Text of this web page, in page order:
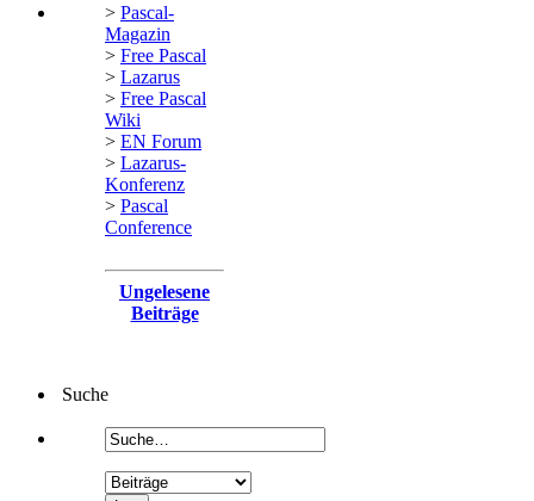
> Pascal-
Magazin
> Free Pascal
> Lazarus
> Free Pascal
Wiki
> EN Forum
> Lazarus-
Konferenz
> Pascal
Conference
Ungelesene
Beiträge
Suche